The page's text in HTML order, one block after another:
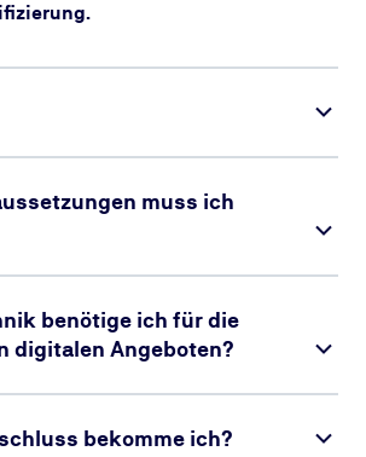
muss ich
benötige ich für die
digitalen Angeboten?
bekomme ich?